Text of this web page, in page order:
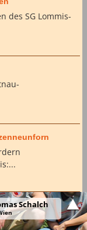
des SG Lommis-
Schalch